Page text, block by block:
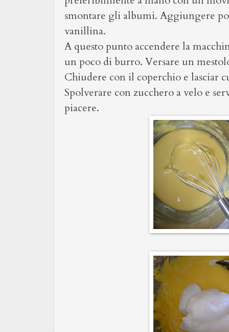
smontare gli albumi. Aggiungere
vanillina.
A questo punto accendere la
un poco di burro. Versare un
Chiudere con il coperchio e lasciar
Spolverare con zucchero a velo e
piacere.